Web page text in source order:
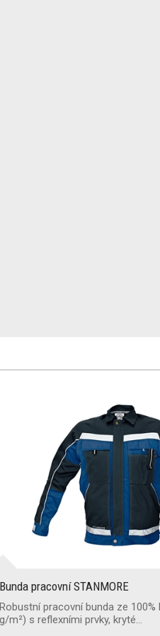
Bunda pracovní STANMORE
Robustní pracovní bunda ze 100%
g/m²) s reflexními prvky, kryté…